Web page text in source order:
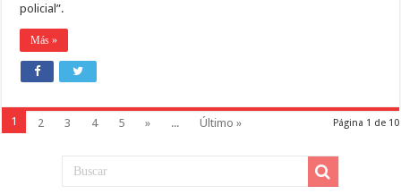
policial”.
Más »
Página 1 de 10
1 2 3 4 5 » ... Último »